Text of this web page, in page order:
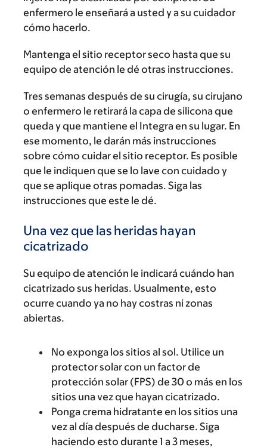
enfermero le enseñará a usted y a su cuidador
cómo hacerlo.
Mantenga el sitio receptor seco hasta que su
equipo de atención le dé otras instrucciones.
Tres semanas después de su cirugía, su cirujano
o enfermero le retirará la capa de silicona que
queda y que mantiene el Integra en su lugar. En
ese momento, le darán más instrucciones
sobre cómo cuidar el sitio receptor. Es posible
que le indiquen que se lo lave con cuidado y
que se aplique otras pomadas. Siga las
instrucciones que este le dé.
Una vez que las heridas hayan
cicatrizado
Su equipo de atención le indicará cuándo han
cicatrizado sus heridas. Usualmente, esto
ocurre cuando ya no hay costras ni zonas
abiertas.
No exponga los sitios al sol. Utilice un
protector solar con un factor de
protección solar (FPS) de 30 o más en los
sitios una vez que hayan cicatrizado.
Ponga crema hidratante en los sitios una
vez al día después de ducharse. Siga
haciendo esto durante 1 a 3 meses,